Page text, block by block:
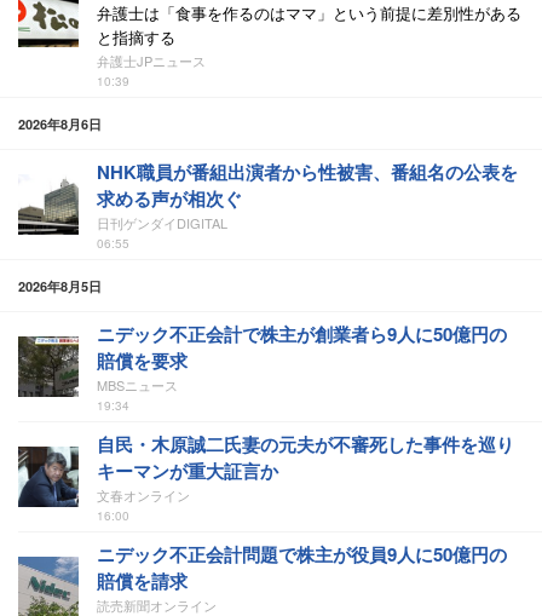
弁護士は「食事を作るのはママ」という前提に差別性がある
と指摘する
弁護士JPニュース
10:39
2026年8月6日
NHK職員が番組出演者から性被害、番組名の公表を
求める声が相次ぐ
日刊ゲンダイDIGITAL
06:55
2026年8月5日
ニデック不正会計で株主が創業者ら9人に50億円の
賠償を要求
MBSニュース
19:34
自民・木原誠二氏妻の元夫が不審死した事件を巡り
キーマンが重大証言か
文春オンライン
16:00
ニデック不正会計問題で株主が役員9人に50億円の
賠償を請求
読売新聞オンライン